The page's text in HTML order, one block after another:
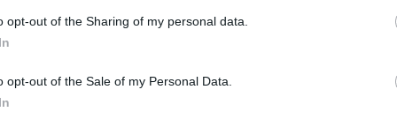
opt-out of the Sharing of my personal data.
opt-out of the Sale of my Personal Data.
19., 20., 21., 22.)
20 % kedvezményt biztosítunk.)